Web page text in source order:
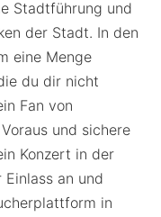
Stadtführung und
der Stadt. In den
eine Menge
du dir nicht
Fan von
und sichere
Konzert in der
an und
in